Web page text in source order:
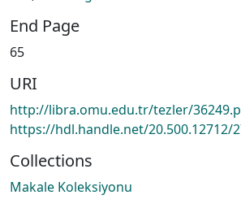
End Page
65
URI
http://libra.omu.edu.tr/tezler/
https://hdl.handle.net/20.500.12712/
Collections
Makale Koleksiyonu